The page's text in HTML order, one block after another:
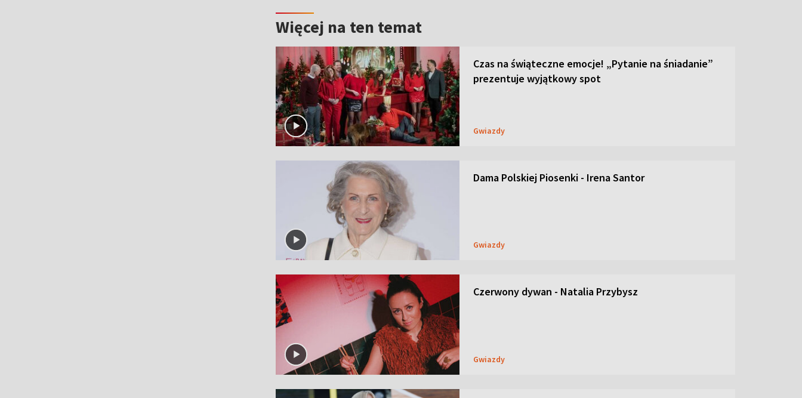
Więcej na ten temat
Czas na świąteczne emocje! „Pytanie na śniadanie”
prezentuje wyjątkowy spot
Gwiazdy
Dama Polskiej Piosenki - Irena Santor
Gwiazdy
Czerwony dywan - Natalia Przybysz
Gwiazdy